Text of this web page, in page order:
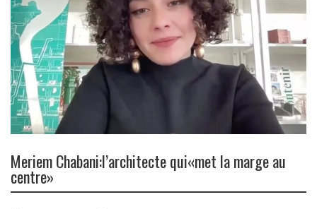
Meriem Chabani:l’architecte qui«met la marge au
centre»